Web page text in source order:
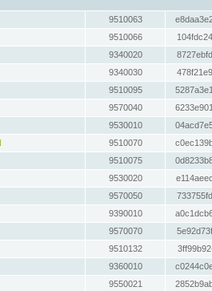
9510063
9510066
9340020
9340030
9510095
9570040
9530010
9510070
9510075
9530020
9570050
9390010
9570070
9510132
9360010
9550021